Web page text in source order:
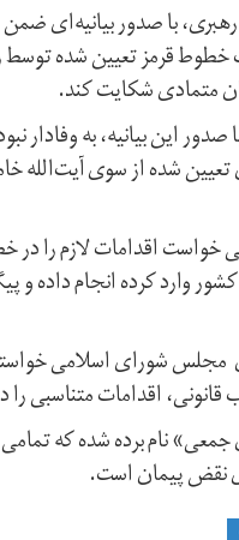
با صدور بیانیه‌ای
قرمز تعیین شده
متمادی شکایت کند.
یکشنبه ۲۳ اردیبهشت با صدور این
شده از سوی آیت‌الله
خواست اقدامات لازم را
وارد کرده انجام داده و
مجلس شورای اسلامی
اقدامات متناسبی را
جمعی» نام برده شده که
نقض پیمان است.